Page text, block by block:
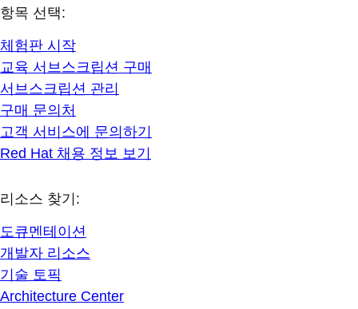
항목 선택:
체험판 시작
교육 서브스크립션 구매
서브스크립션 관리
구매 문의처
고객 서비스에 문의하기
Red Hat 채용 정보 보기
리소스 찾기:
도큐멘테이션
개발자 리소스
기술 토픽
Architecture Center